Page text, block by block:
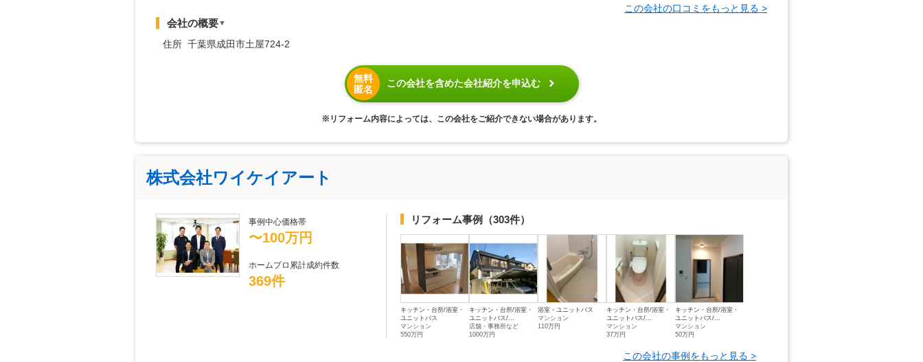
この会社の口コミをもっと見る >
会社の概要▼
住所 千葉県成田市土屋724-2
無料
匿名
この会社を含めた会社紹介を申込む
※リフォーム内容によっては、この会社をご紹介できない場合があります。
株式会社ワイケイアート
事例中心価格帯
〜100万円
ホームプロ累計成約件数
369件
リフォーム事例 （303件）
キッチン・台所/浴室・
ユニットバス
マンション
550万円
キッチン・台所/浴室・
ユニットバス/...
店舗・事務所など
1000万円
浴室・ユニットバス
マンション
110万円
キッチン・台所/浴室・
ユニットバス/...
マンション
37万円
キッチン・台所/浴室・
ユニットバス/...
マンション
50万円
この会社の事例をもっと見る >